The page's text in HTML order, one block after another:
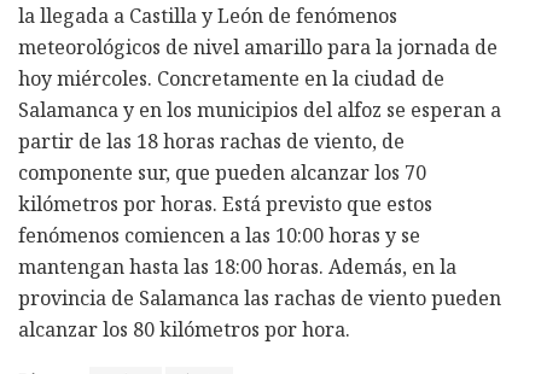
la llegada a Castilla y León de fenómenos
meteorológicos de nivel amarillo para la jornada de
hoy miércoles. Concretamente en la ciudad de
Salamanca y en los municipios del alfoz se esperan a
partir de las 18 horas rachas de viento, de
componente sur, que pueden alcanzar los 70
kilómetros por horas. Está previsto que estos
fenómenos comiencen a las 10:00 horas y se
mantengan hasta las 18:00 horas. Además, en la
provincia de Salamanca las rachas de viento pueden
alcanzar los 80 kilómetros por hora.